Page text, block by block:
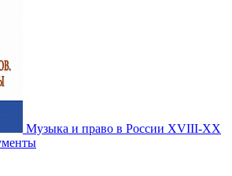
Музыка и право в России XVIII-XX